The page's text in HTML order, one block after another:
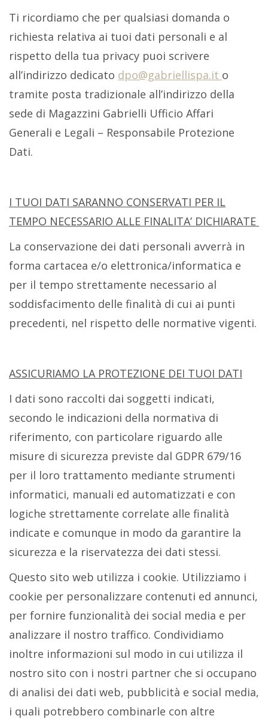
Ti ricordiamo che per qualsiasi domanda o
richiesta relativa ai tuoi dati personali e al
rispetto della tua privacy puoi scrivere
all’indirizzo dedicato dpo@gabriellispa.it o
tramite posta tradizionale all’indirizzo della
sede di Magazzini Gabrielli Ufficio Affari
Generali e Legali – Responsabile Protezione
Dati.
I TUOI DATI SARANNO CONSERVATI PER IL
TEMPO NECESSARIO ALLE FINALITA’ DICHIARATE
La conservazione dei dati personali avverrà in
forma cartacea e/o elettronica/informatica e
per il tempo strettamente necessario al
soddisfacimento delle finalità di cui ai punti
precedenti, nel rispetto delle normative vigenti.
ASSICURIAMO LA PROTEZIONE DEI TUOI DATI
I dati sono raccolti dai soggetti indicati,
secondo le indicazioni della normativa di
riferimento, con particolare riguardo alle
misure di sicurezza previste dal GDPR 679/16
per il loro trattamento mediante strumenti
informatici, manuali ed automatizzati e con
logiche strettamente correlate alle finalità
indicate e comunque in modo da garantire la
sicurezza e la riservatezza dei dati stessi.
Questo sito web utilizza i cookie. Utilizziamo i
cookie per personalizzare contenuti ed annunci,
per fornire funzionalità dei social media e per
analizzare il nostro traffico. Condividiamo
inoltre informazioni sul modo in cui utilizza il
nostro sito con i nostri partner che si occupano
di analisi dei dati web, pubblicità e social media,
i quali potrebbero combinarle con altre